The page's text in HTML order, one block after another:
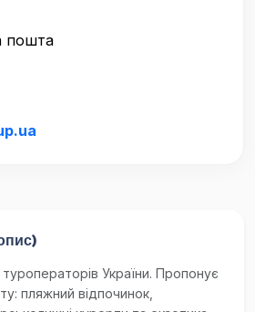
пошта
України. Пропонує
пляжний відпочинок,